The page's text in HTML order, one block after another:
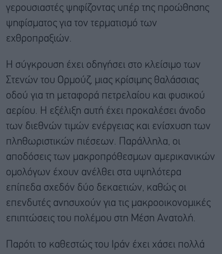
γερουσιαστές ψηφίζοντας υπέρ της προώθησης
ψηφίσματος για τον τερματισμό των
εχθροπραξιών.
Η σύγκρουση έχει οδηγήσει στο κλείσιμο των
Στενών του Ορμούζ, μιας κρίσιμης θαλάσσιας
οδού για τη μεταφορά πετρελαίου και φυσικού
αερίου. Η εξέλιξη αυτή έχει προκαλέσει άνοδο
των διεθνών τιμών ενέργειας και ενίσχυση των
πληθωριστικών πιέσεων. Παράλληλα, οι
αποδόσεις των μακροπρόθεσμων αμερικανικών
ομολόγων έχουν ανέλθει στα υψηλότερα
επίπεδα σχεδόν δύο δεκαετιών, καθώς οι
επενδυτές ανησυχούν για τις μακροοικονομικές
επιπτώσεις του πολέμου στη Μέση Ανατολή.
Παρότι το καθεστώς του Ιράν έχει χάσει πολλά